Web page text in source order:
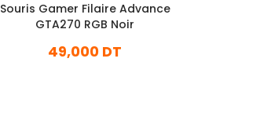
Souris Gamer Filaire Advance
GTA270 RGB Noir
49,000 DT